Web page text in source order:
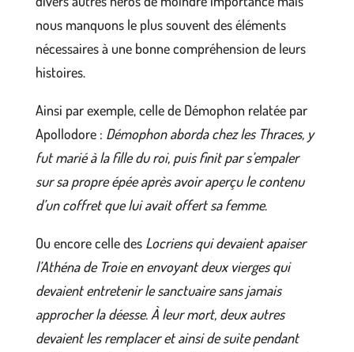
nous manquons le plus souvent des éléments
nécessaires à une bonne compréhension de leurs
histoires.
Ainsi par exemple, celle de Démophon relatée par
Apollodore : Démophon aborda chez les Thraces, y
fut marié à la fille du roi, puis finit par s’empaler
sur sa propre épée après avoir aperçu le contenu
d’un coffret que lui avait offert sa femme.
Ou encore celle des Locriens qui devaient apaiser
l’Athéna de Troie en envoyant deux vierges qui
devaient entretenir le sanctuaire sans jamais
approcher la déesse. À leur mort, deux autres
devaient les remplacer et ainsi de suite pendant